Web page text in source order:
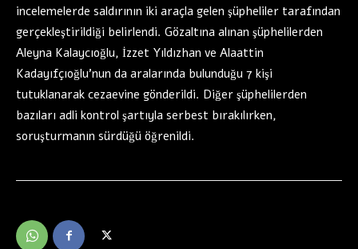
incelemelerde saldırının iki araçla gelen şüpheliler tarafından
gerçekleştirildiği belirlendi. Gözaltına alınan şüphelilerden
Aleyna Kalaycıoğlu, İzzet Yıldızhan ve Alaattin
Kadayıfçıoğlu’nun da aralarında bulunduğu 7 kişi
tutuklanarak cezaevine gönderildi. Diğer şüphelilerden
bazıları adli kontrol şartıyla serbest bırakılırken,
soruşturmanın sürdüğü öğrenildi.